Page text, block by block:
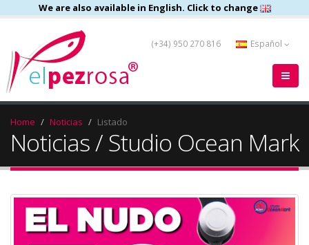
We are also available in English. Click to change
(+34) 950 270 816 Español
Home Noticias Listado
Noticias / Studio Ocean Mark